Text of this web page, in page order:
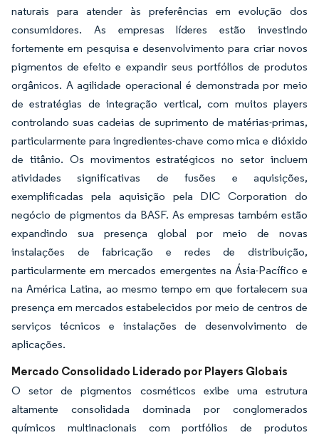
naturais para atender às preferências em evolução dos
consumidores. As empresas líderes estão investindo
fortemente em pesquisa e desenvolvimento para criar novos
pigmentos de efeito e expandir seus portfólios de produtos
orgânicos. A agilidade operacional é demonstrada por meio
de estratégias de integração vertical, com muitos players
controlando suas cadeias de suprimento de matérias-primas,
particularmente para ingredientes-chave como mica e dióxido
de titânio. Os movimentos estratégicos no setor incluem
atividades significativas de fusões e aquisições,
exemplificadas pela aquisição pela DIC Corporation do
negócio de pigmentos da BASF. As empresas também estão
expandindo sua presença global por meio de novas
instalações de fabricação e redes de distribuição,
particularmente em mercados emergentes na Ásia-Pacífico e
na América Latina, ao mesmo tempo em que fortalecem sua
presença em mercados estabelecidos por meio de centros de
serviços técnicos e instalações de desenvolvimento de
aplicações.
Mercado Consolidado Liderado por Players Globais
O setor de pigmentos cosméticos exibe uma estrutura
altamente consolidada dominada por conglomerados
químicos multinacionais com portfólios de produtos